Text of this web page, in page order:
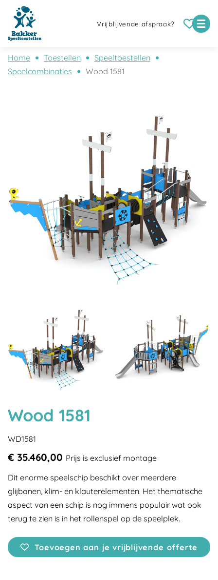
Vrijblijvende afspraak?
Home Toestellen
Speeltoestellen
Speelcombinaties
Wood 1581
Wood 1581
WD1581
€ 35.460,00 Prijs is exclusief montage
Dit enorme speelschip beschikt over meerdere
glijbanen, klim- en klauterelementen. Het thematische
aspect van een schip is nog immens populair wat ook
terug te zien is in het rollenspel op de speelplek.
Toevoegen aan je vrijblijvende offerte